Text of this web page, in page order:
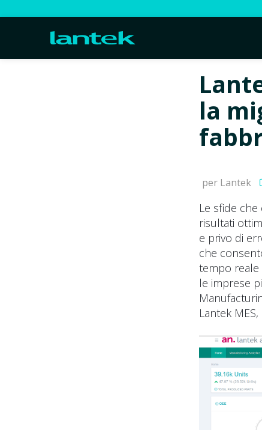
la
per Lantek
Le sfide che
risultati
e privo di
che
tempo reale
le imprese
Lantek